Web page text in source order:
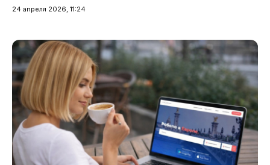
24 апреля 2026, 11:24